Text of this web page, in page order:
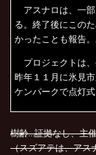
アスナロは、一部
る。終了後にこの
かったことも報告
プロジェクトは、
昨年１１月に氷見
ケンパークで点灯
樹齢…証拠なし、主
（スズアテは、アス